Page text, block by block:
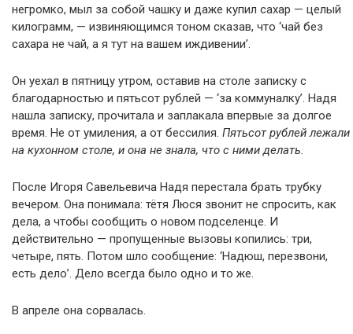
негромко, мыл за собой чашку и даже купил сахар — целый
килограмм, — извиняющимся тоном сказав, что ‘чай без
сахара не чай, а я тут на вашем иждивении’.
Он уехал в пятницу утром, оставив на столе записку с
благодарностью и пятьсот рублей — ‘за коммуналку’. Надя
нашла записку, прочитала и заплакала впервые за долгое
время. Не от умиления, а от бессилия. Пятьсот рублей лежали
на кухонном столе, и она не знала, что с ними делать.
После Игоря Савельевича Надя перестала брать трубку
вечером. Она понимала: тётя Люся звонит не спросить, как
дела, а чтобы сообщить о новом подселенце. И
действительно — пропущенные вызовы копились: три,
четыре, пять. Потом шло сообщение: ‘Надюш, перезвони,
есть дело’. Дело всегда было одно и то же.
В апреле она сорвалась.